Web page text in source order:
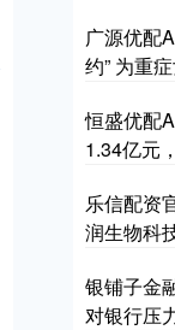
广源优配
约” 为重
恒盛优配
1.34亿元
乐信配资
润生物科
银铺子金
对银行压